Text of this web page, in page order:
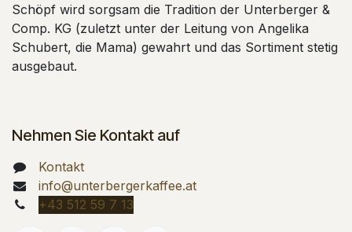
Schöpf wird sorgsam die Tradition der Unterberger &
Comp. KG (zuletzt unter der Leitung von Angelika
Schubert, die Mama) gewahrt und das Sortiment stetig
ausgebaut.
Nehmen Sie Kontakt auf
Kontakt
info@unterbergerkaffee.at
+43 512 59 7 13